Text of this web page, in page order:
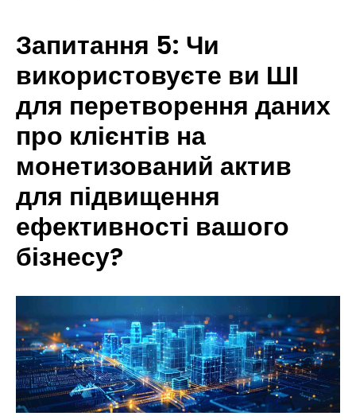
Запитання 5: Чи
використовуєте ви ШІ
для перетворення даних
про клієнтів на
монетизований актив
для підвищення
ефективності вашого
бізнесу?